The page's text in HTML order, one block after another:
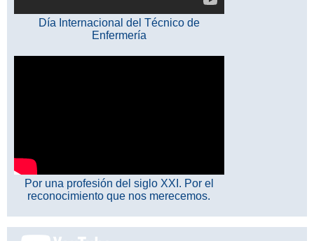
Día Internacional del Técnico de
Enfermería
Por una profesión del siglo XXI. Por el
reconocimiento que nos merecemos.